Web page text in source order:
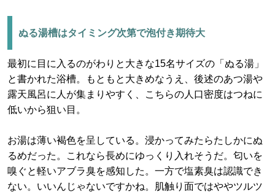
ぬる湯槽はタイミング次第で泡付き期待大
最初に目に入るのがわりと大きな15名サイズの「ぬる湯」
と書かれた浴槽。もともと大きめなうえ、後述のあつ湯や
露天風呂に人が集まりやすく、こちらの人口密度はつねに
低いから狙い目。
お湯は薄い褐色を呈している。浸かってみたらたしかにぬ
るめだった。これなら長めにゆっくり入れそうだ。匂いを
嗅ぐと軽いアブラ臭を感知した。一方で塩素臭は認識でき
ない。いいんじゃないですかね。肌触り面ではややツルツ